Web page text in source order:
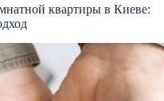
квартиры в Киеве: